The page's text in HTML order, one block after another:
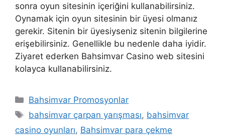
sonra oyun sitesinin içeriğini kullanabilirsiniz.
Oynamak için oyun sitesinin bir üyesi olmanız
gerekir. Sitenin bir üyesiyseniz sitenin bilgilerine
erişebilirsiniz. Genellikle bu nedenle daha iyidir.
Ziyaret ederken Bahsimvar Casino web sitesini
kolayca kullanabilirsiniz.
Kategoriler
Bahsimvar Promosyonlar
Etiketler
bahsimvar çarpan yarışması, bahsimvar
casino oyunları, Bahsimvar para çekme